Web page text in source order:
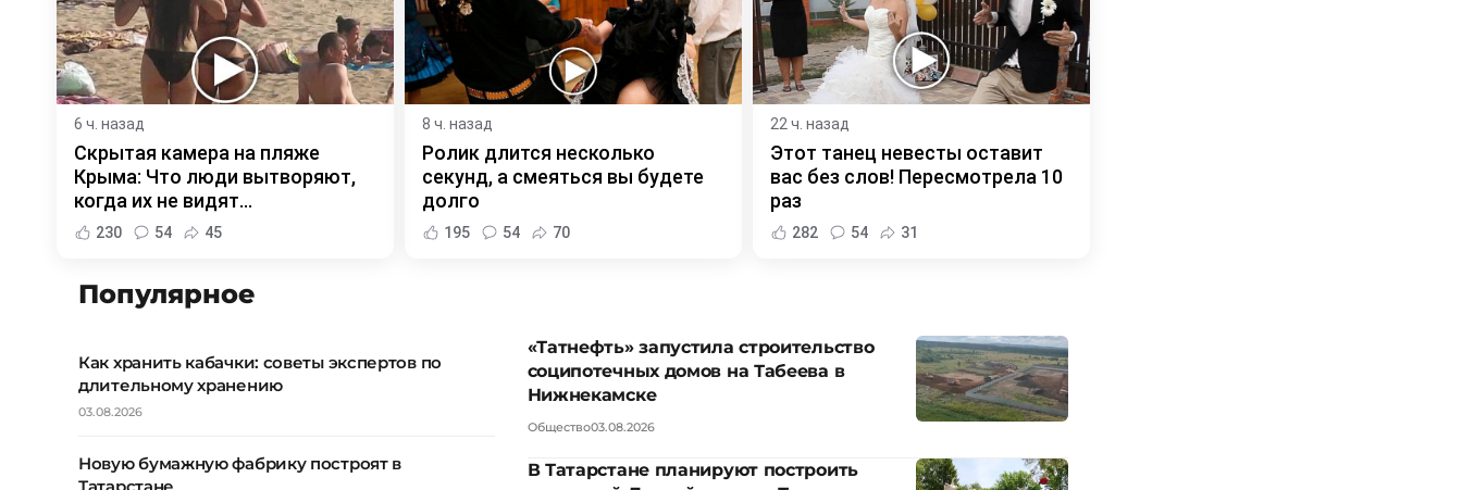
6 ч. назад
Скрытая камера на пляже
Крыма: Что люди вытворяют,
когда их не видят...
230 54 45
8 ч. назад
Ролик длится несколько
секунд, а смеяться вы будете
долго
195 54 70
22 ч. назад
Этот танец невесты оставит
вас без слов! Пересмотрела 10
раз
282 54 31
Популярное
Как хранить кабачки: советы экспертов по
длительному хранению
03.08.2026
Новую бумажную фабрику построят в
«Татнефть» запустила строительство
соципотечных домов на Табеева в
Нижнекамске
Общество03.08.2026
В Татарстане планируют построить